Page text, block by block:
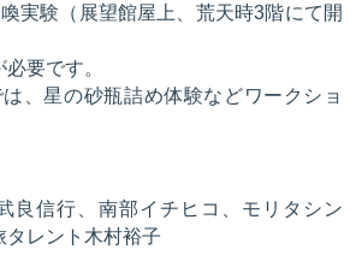
実験（展望館屋上、荒天時3階にて開
要です。
、星の砂瓶詰め体験などワークショ
良信行、南部イチヒコ、モリタシン
タレント木村裕子